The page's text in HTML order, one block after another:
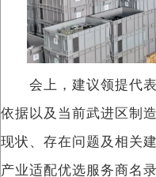
会上，建议领提代表
依据以及当前武进区制
现状、存在问题及相关
产业适配优选服务商名